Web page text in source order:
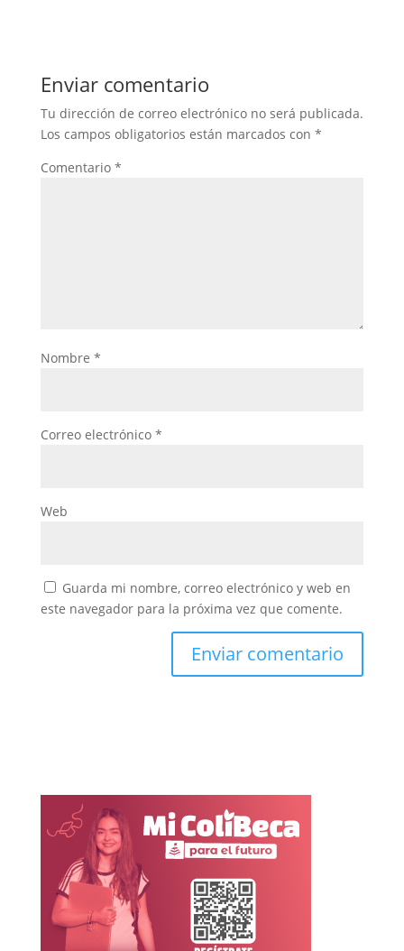
Enviar comentario
Tu dirección de correo electrónico no será publicada.
Los campos obligatorios están marcados con *
Comentario *
Nombre *
Correo electrónico *
Web
Guarda mi nombre, correo electrónico y web en
este navegador para la próxima vez que comente.